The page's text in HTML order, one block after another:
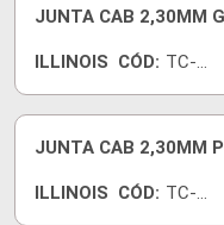
JUNTA CAB 2,30MM
ILLINOIS CÓD: TC-
18
JUNTA CAB 2,30MM
ILLINOIS CÓD: TC-